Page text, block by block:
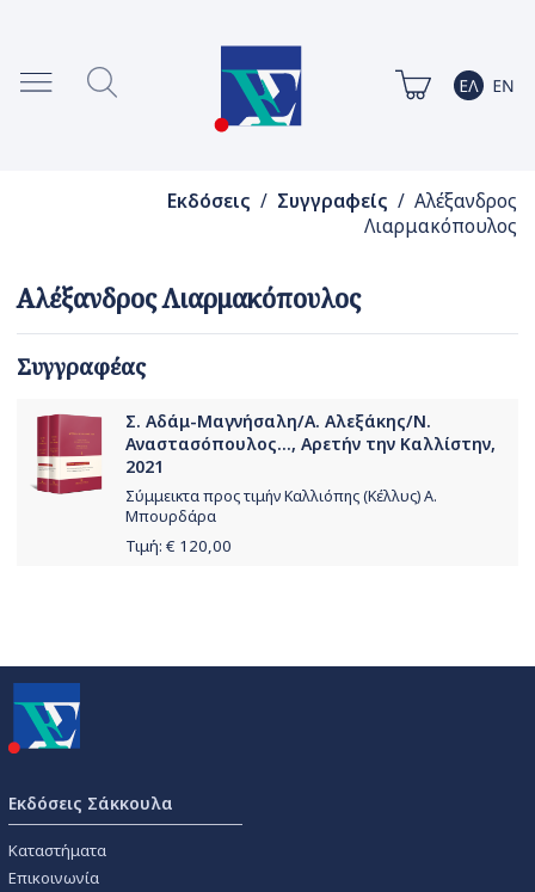
Εκδόσεις / Συγγραφείς / Αλέξανδρος
Λιαρμακόπουλος
Αλέξανδρος Λιαρμακόπουλος
Συγγραφέας
Σ. Αδάμ-Μαγνήσαλη/Α. Αλεξάκης/Ν.
Αναστασόπουλος..., Αρετήν την Καλλίστην,
2021
Σύμμεικτα προς τιμήν Καλλιόπης (Κέλλυς) Α.
Μπουρδάρα
Τιμή: € 120,00
Εκδόσεις Σάκκουλα
Καταστήματα
Επικοινωνία